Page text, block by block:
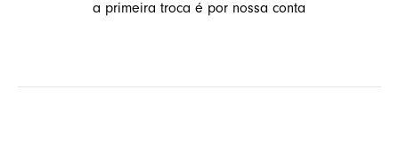
a primeira troca é por nossa conta